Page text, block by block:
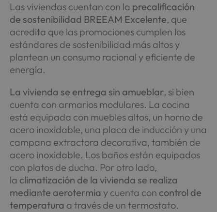
Las viviendas cuentan con la precalificación
de sostenibilidad BREEAM Excelente, que
acredita que las promociones cumplen los
estándares de sostenibilidad más altos y
plantean un consumo racional y eficiente de
energía.
La vivienda se entrega sin amueblar, si bien
cuenta con armarios modulares. La cocina
está equipada con muebles altos, un horno de
acero inoxidable, una placa de inducción y una
campana extractora decorativa, también de
acero inoxidable. Los baños están equipados
con platos de ducha. Por otro lado,
la climatización de la vivienda se realiza
mediante aerotermia y cuenta con control de
temperatura a través de un termostato.